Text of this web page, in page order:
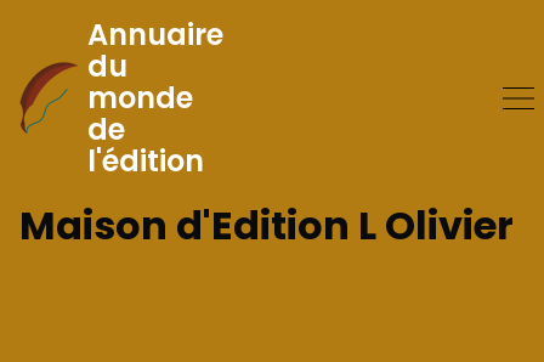
Skip
to
Content
Annuaire
du
monde
de
l'édition
Maison d'Edition L Olivier